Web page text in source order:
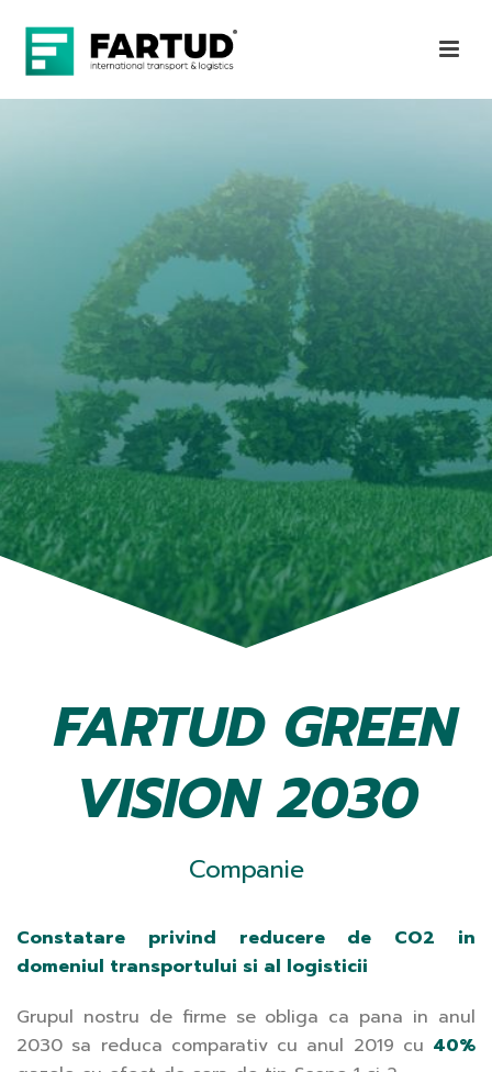
FARTUD GREEN
VISION 2030
Companie
Constatare privind reducere de CO2 in
domeniul transportului si al logisticii
Grupul nostru de firme se obliga ca pana in anul
2030 sa reduca comparativ cu anul 2019 cu 40%